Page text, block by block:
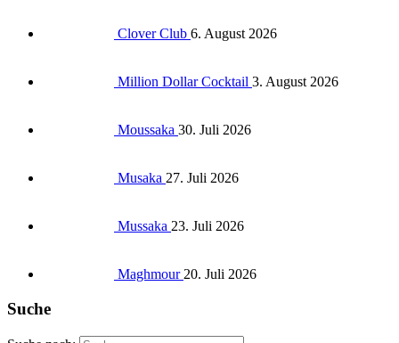
Clover Club 6. August 2026
Million Dollar Cocktail 3. August 2026
Moussaka 30. Juli 2026
Musaka 27. Juli 2026
Mussaka 23. Juli 2026
Maghmour 20. Juli 2026
Suche